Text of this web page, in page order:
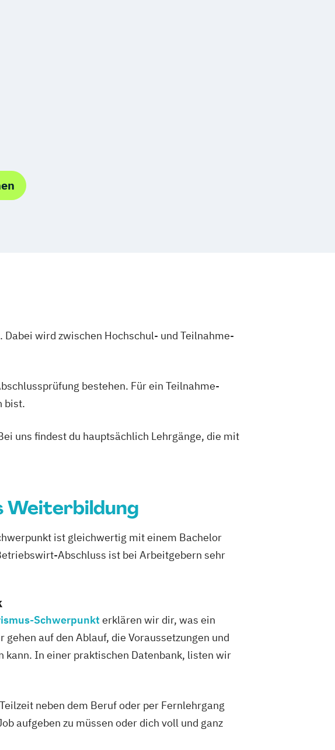
wird zwischen Hochschul- und Teilnahme-
bestehen. Für ein Teilnahme-
bist.
uns findest du hauptsächlich Lehrgänge, die mit
Weiterbildung
ist gleichwertig mit einem Bachelor
Abschluss ist bei Arbeitgebern sehr
Schwerpunkt erklären wir dir, was ein
auf den Ablauf, die Voraussetzungen und
In einer praktischen Datenbank, listen wir
neben dem Beruf oder per Fernlehrgang
aufgeben zu müssen oder dich voll und ganz